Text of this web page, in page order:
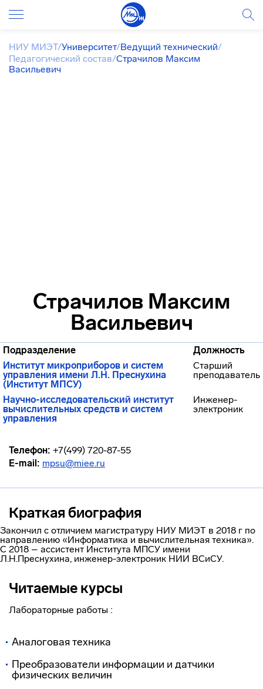
НИУ МИЭТ/Университет/Ведущий технический/
Педагогический состав/Страчилов Максим
Васильевич
Страчилов Максим
Васильевич
Подразделение
Должность
Институт микроприборов и систем
управления имени Л.Н. Преснухина
(Институт МПСУ)
Старший
преподаватель
Научно-исследовательский институт
вычислительных средств и систем
управления
Инженер-
электроник
Телефон: +7(499) 720-87-55
E-mail: mpsu@miee.ru
Краткая биография
Закончил с отличием магистратуру НИУ МИЭТ в 2018 г по
направлению «Информатика и вычислительная техника».
С 2018 – ассистент Института МПСУ имени
Л.Н.Преснухина, инженер-электроник НИИ ВСиСУ.
Читаемые курсы
Лабораторные работы :
Аналоговая техника
Преобразователи информации и датчики
физических величин